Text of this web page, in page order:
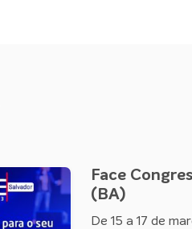
Face
(BA)
De 15 a 17 de